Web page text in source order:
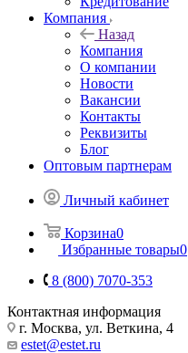
Компания
Назад
Компания
О компании
Новости
Вакансии
Контакты
Реквизиты
Блог
Оптовым партнерам
Личный кабинет
Корзина0
Избранные товары0
8 (800) 7070-353
Контактная информация
г. Москва, ул. Веткина, 4
estet@estet.ru